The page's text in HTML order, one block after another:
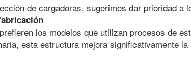
de cargadoras, sugerimos dar prioridad a
los modelos que utilizan procesos de
esta estructura mejora significativamente